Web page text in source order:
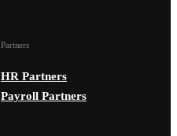
Partners
HR Partners
Payroll Partners